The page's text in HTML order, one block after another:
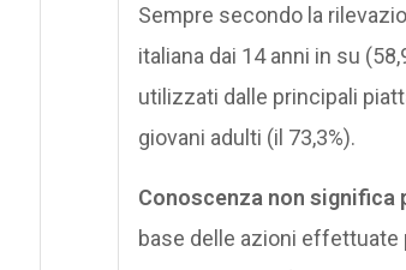
Sempre secondo la
italiana dai 14 anni in su
utilizzati dalle principali
giovani adulti (il 73,3%).
Conoscenza non significa
base delle azioni effettuate